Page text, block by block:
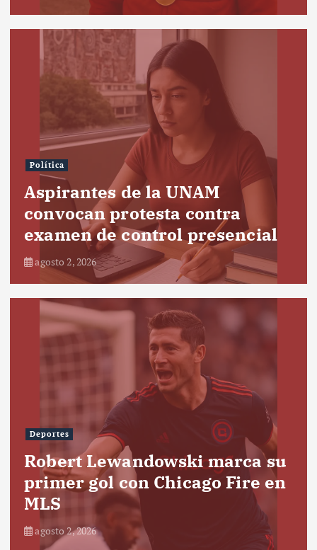
Política
Aspirantes de la UNAM
convocan protesta contra
examen de control presencial
agosto 2, 2026
Deportes
Robert Lewandowski marca su
primer gol con Chicago Fire en
MLS
agosto 2, 2026